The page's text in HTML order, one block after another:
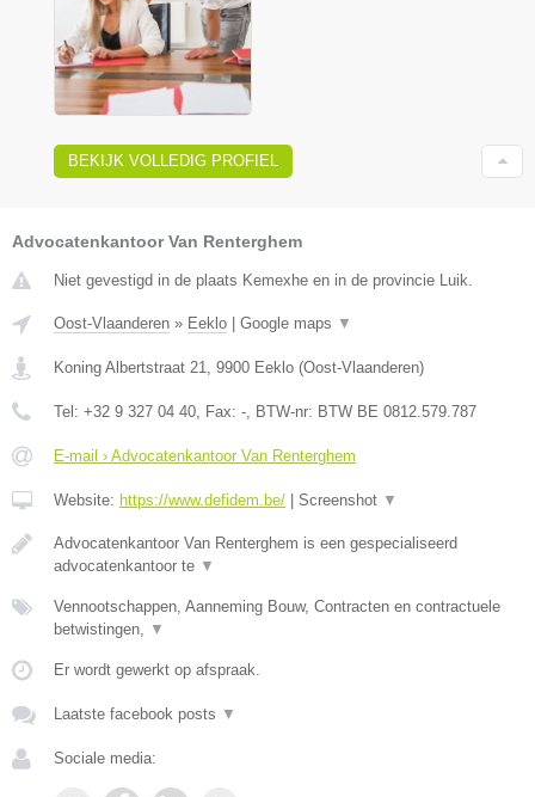
BEKIJK VOLLEDIG PROFIEL
Advocatenkantoor Van Renterghem
Niet gevestigd in de plaats Kemexhe en in de provincie Luik.
Oost-Vlaanderen » Eeklo Google maps ▼
Koning Albertstraat 21 9900 Eeklo (Oost-Vlaanderen)
Tel: +32 9 327 04 40 , Fax: - , BTW-nr: BTW BE 0812.579.787
E-mail › Advocatenkantoor Van Renterghem
Website: https://www.defidem.be/ Screenshot ▼
Advocatenkantoor Van Renterghem is een gespecialiseerd
advocatenkantoor te ▼
Vennootschappen, Aanneming Bouw, Contracten en contractuele
betwistingen,
▼
Er wordt gewerkt op afspraak.
Laatste facebook posts ▼
Sociale media: